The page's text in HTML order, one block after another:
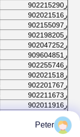
ر902215290
ر902021516
ر902155097
ر902198205
ر902047252
ر909604851
ر902255746
ر902021518
ر902201767
ر902211673
ر902011916
ر909438387
ر902024655
ر902121536
Peter